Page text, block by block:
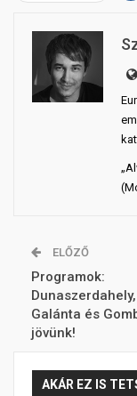
ELŐZŐ
Programok:
Galánta és
jövünk!
AKÁR EZ IS